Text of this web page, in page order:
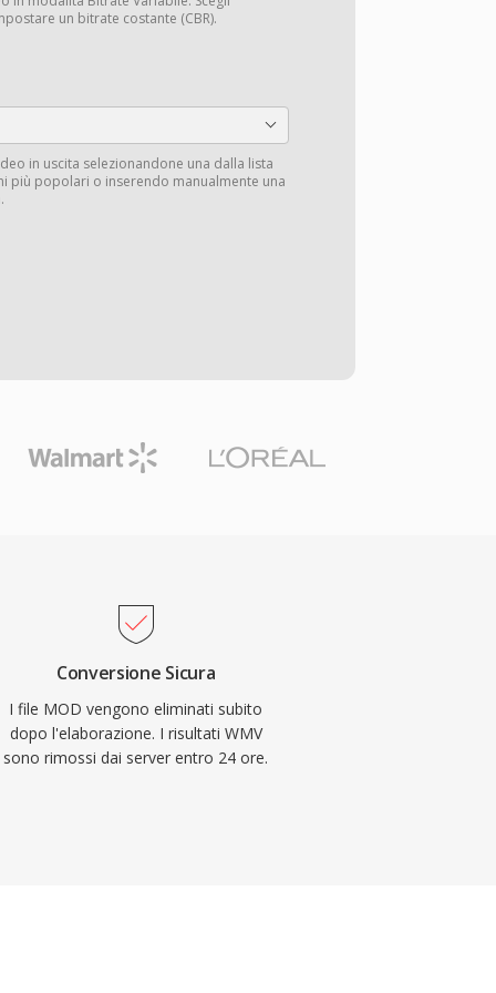
un bitrate costante (CBR).
in uscita selezionandone una dalla lista
più popolari o inserendo manualmente una
Conversione Sicura
I file MOD vengono eliminati subito
dopo l'elaborazione. I risultati WMV
sono rimossi dai server entro 24 ore.